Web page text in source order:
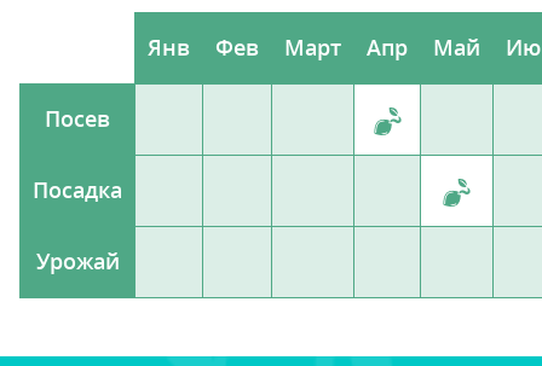
Янв Фев Март Апр Май
Посев
Посадка
Урожай